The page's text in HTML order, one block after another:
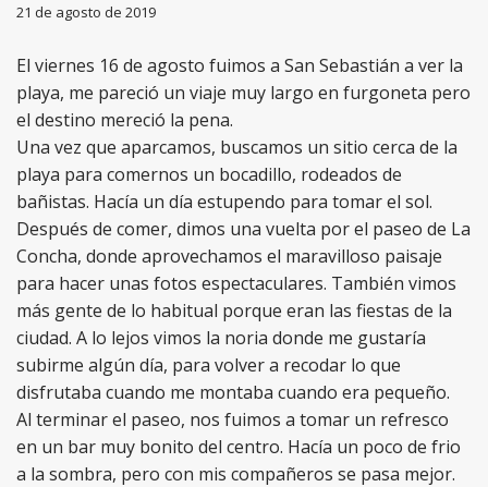
21 de agosto de 2019
El viernes 16 de agosto fuimos a San Sebastián a ver la
playa, me pareció un viaje muy largo en furgoneta pero
el destino mereció la pena.
Una vez que aparcamos, buscamos un sitio cerca de la
playa para comernos un bocadillo, rodeados de
bañistas. Hacía un día estupendo para tomar el sol.
Después de comer, dimos una vuelta por el paseo de La
Concha, donde aprovechamos el maravilloso paisaje
para hacer unas fotos espectaculares. También vimos
más gente de lo habitual porque eran las fiestas de la
ciudad. A lo lejos vimos la noria donde me gustaría
subirme algún día, para volver a recodar lo que
disfrutaba cuando me montaba cuando era pequeño.
Al terminar el paseo, nos fuimos a tomar un refresco
en un bar muy bonito del centro. Hacía un poco de frio
a la sombra, pero con mis compañeros se pasa mejor.